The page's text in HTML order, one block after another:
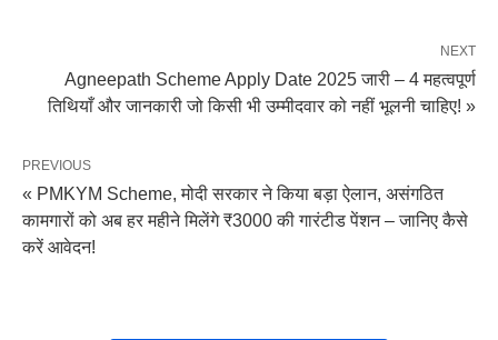
NEXT
Agneepath Scheme Apply Date 2025 जारी – 4 महत्वपूर्ण
तिथियाँ और जानकारी जो किसी भी उम्मीदवार को नहीं भूलनी चाहिए! »
PREVIOUS
« PMKYM Scheme, मोदी सरकार ने किया बड़ा ऐलान, असंगठित
कामगारों को अब हर महीने मिलेंगे ₹3000 की गारंटीड पेंशन – जानिए कैसे
करें आवेदन!